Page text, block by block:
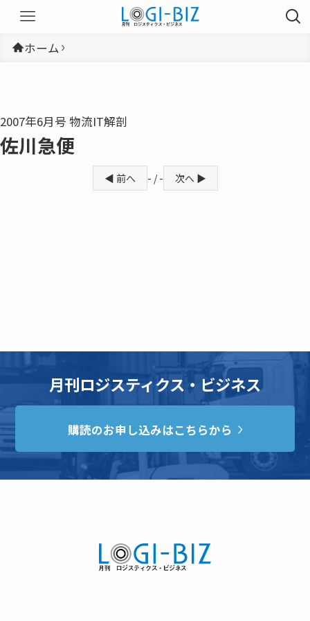
ホーム
2007年6月号 物流IT解剖
佐川急便
◀ 前へ - / - 次へ ▶
月刊ロジスティクス・ビジネス
購読のお申し込みはこちらから